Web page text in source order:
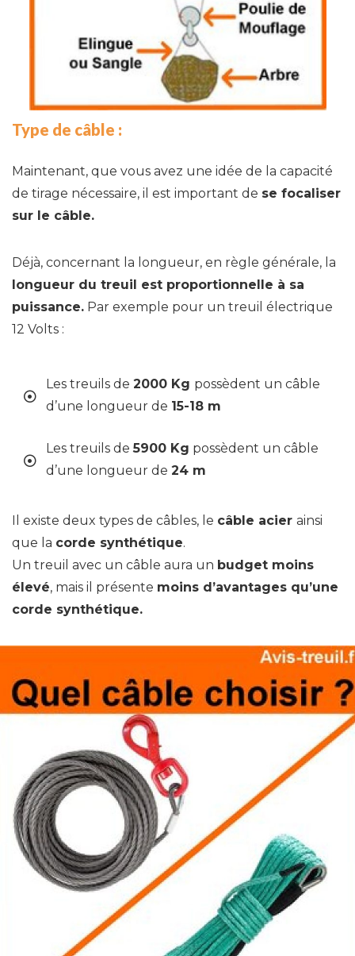
Type de câble :
Maintenant, que vous avez une idée de la capacité
de tirage nécessaire, il est important de se focaliser
sur le câble.
Déjà, concernant la longueur, en règle générale, la
longueur du treuil est proportionnelle à sa
puissance. Par exemple pour un treuil électrique
12 Volts :
Les treuils de 2000 Kg possèdent un câble
d’une longueur de 15-18 m
Les treuils de5900 Kg possèdent un câble
d’une longueur de 24 m
Il existe deux types de câbles, le câble acier ainsi
que la corde synthétique.
Un treuil avec un câble aura un budget moins
élevé, mais il présente moins d’avantages qu’une
corde synthétique.